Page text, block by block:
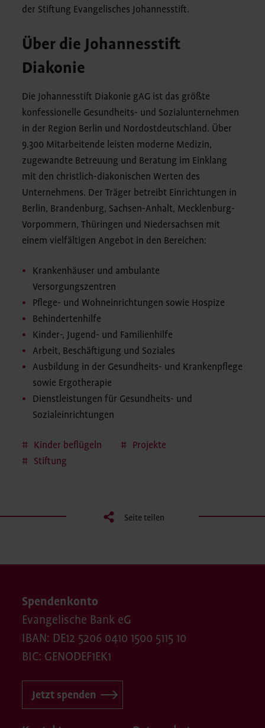
der Stiftung Evangelisches Johannesstift.
Über die Johannesstift
Diakonie
Die Johannesstift Diakonie gAG ist das größte
konfessionelle Gesundheits- und Sozialunternehmen
in der Region Berlin und Nordostdeutschland. Über
9.300 Mitarbeitende leisten moderne Medizin,
zugewandte Betreuung und Beratung im Einklang
mit den christlich-diakonischen Werten des
Unternehmens. Der Träger betreibt Einrichtungen in
Berlin, Brandenburg, Sachsen-Anhalt, Mecklenburg-
Vorpommern, Thüringen und Niedersachsen mit
einem vielfältigen Angebot in den Bereichen:
Krankenhäuser und ambulante
Versorgungszentren
Pflege- und Wohneinrichtungen sowie Hospize
Behindertenhilfe
Kinder-, Jugend- und Familienhilfe
Arbeit, Beschäftigung und Soziales
Ausbildung in der Gesundheits- und Krankenpflege
sowie Ergotherapie
Dienstleistungen für Gesundheits- und
Sozialeinrichtungen
Kinder beflügeln
Projekte
Stiftung
Seite teilen
Spendenkonto
Evangelische Bank eG
IBAN: DE12 5206 0410 1500 5115 10
BIC: GENODEF1EK1
Jetzt spenden